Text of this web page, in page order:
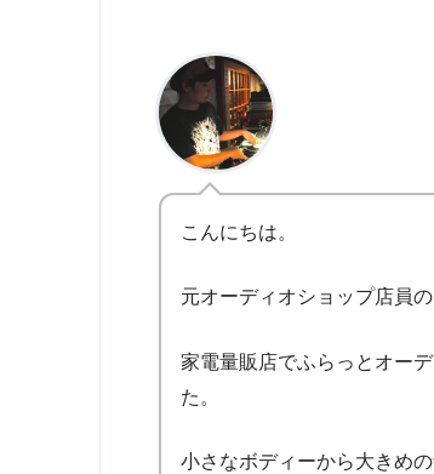
こんにちは。
元オーディオショップ店員
家電量販店でふらっとオー
た。
小さなボディーから大きめ